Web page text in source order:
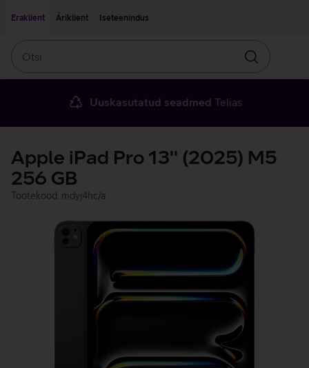
Eraklient
Äriklient Iseteenindus
Otsin
Uuskasutatud seadmed Telias
Apple iPad Pro 13'' (2025) M5
256 GB
Tootekood: mdyj4hc/a